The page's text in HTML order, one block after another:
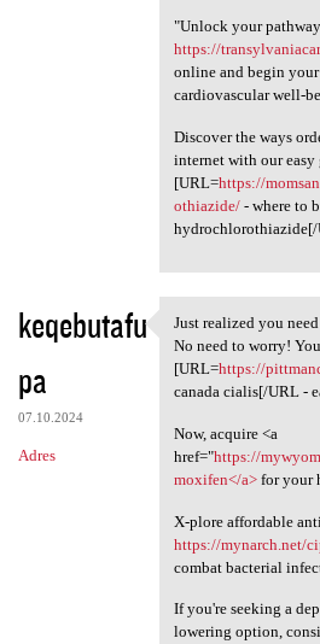
"Unlock your
https://
online and begin
cardiovascular well-
Discover the ways
internet with our easy
[URL=https://
othiazide/- where to
hydrochlorothiazide[/
keqebutafu
pa
07.10.2024
Adres
Just realized you
Just realized you
No need to worry!
[URL=https://
canada cialis[/URL -
Now, acquire <a
href="https://
moxifen</a>for your
X-plore affordable
https://mynarch.net/
combat bacterial
If you're seeking a
lowering option,